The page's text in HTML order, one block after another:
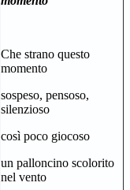
Che strano questo
momento
sospeso, pensoso,
silenzioso
così poco giocoso
un palloncino scolorito
nel vento